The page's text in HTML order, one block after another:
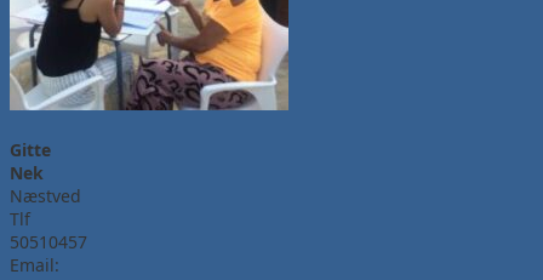
Gitte
Nek
Næstved
Tlf
50510457
Email: